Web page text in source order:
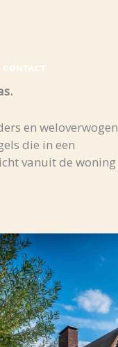
CONTACT
en weloverwogen
die in een
vanuit de woning